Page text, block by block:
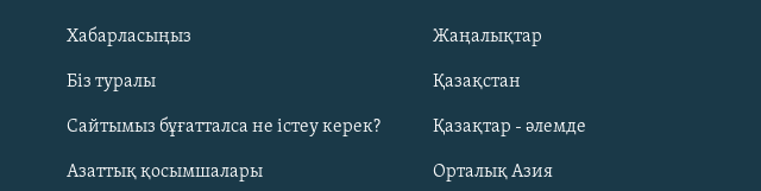
Русский
ЖАЗЫЛЫҢЫЗ
Хабарласыңыз
Біз туралы
Сайтымыз бұғатталса не істеу керек?
Азаттық қосымшалары
Жаңалықтар
Қазақстан
Қазақтар - әлемде
Орталық Азия